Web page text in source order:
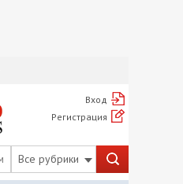
Вход
Регистрация
Все рубрики